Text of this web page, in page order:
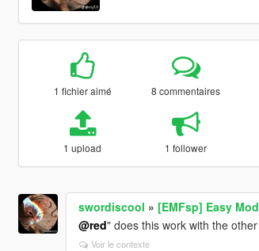
1 fichier aimé 8 commentaires
1 upload 1 follower
swordiscool » [EMFsp] Easy
@red" does this work with the
Voir le contexte